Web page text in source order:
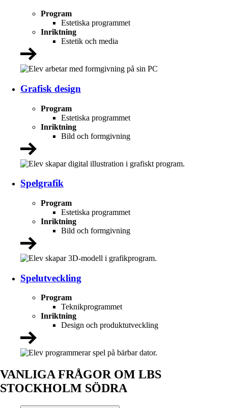
Program
Estetiska programmet
Inriktning
Estetik och media
Grafisk design
Program
Estetiska programmet
Inriktning
Bild och formgivning
Spelgrafik
Program
Estetiska programmet
Inriktning
Bild och formgivning
Spelutveckling
Program
Teknikprogrammet
Inriktning
Design och produktutveckling
VANLIGA FRÅGOR OM LBS
STOCKHOLM SÖDRA